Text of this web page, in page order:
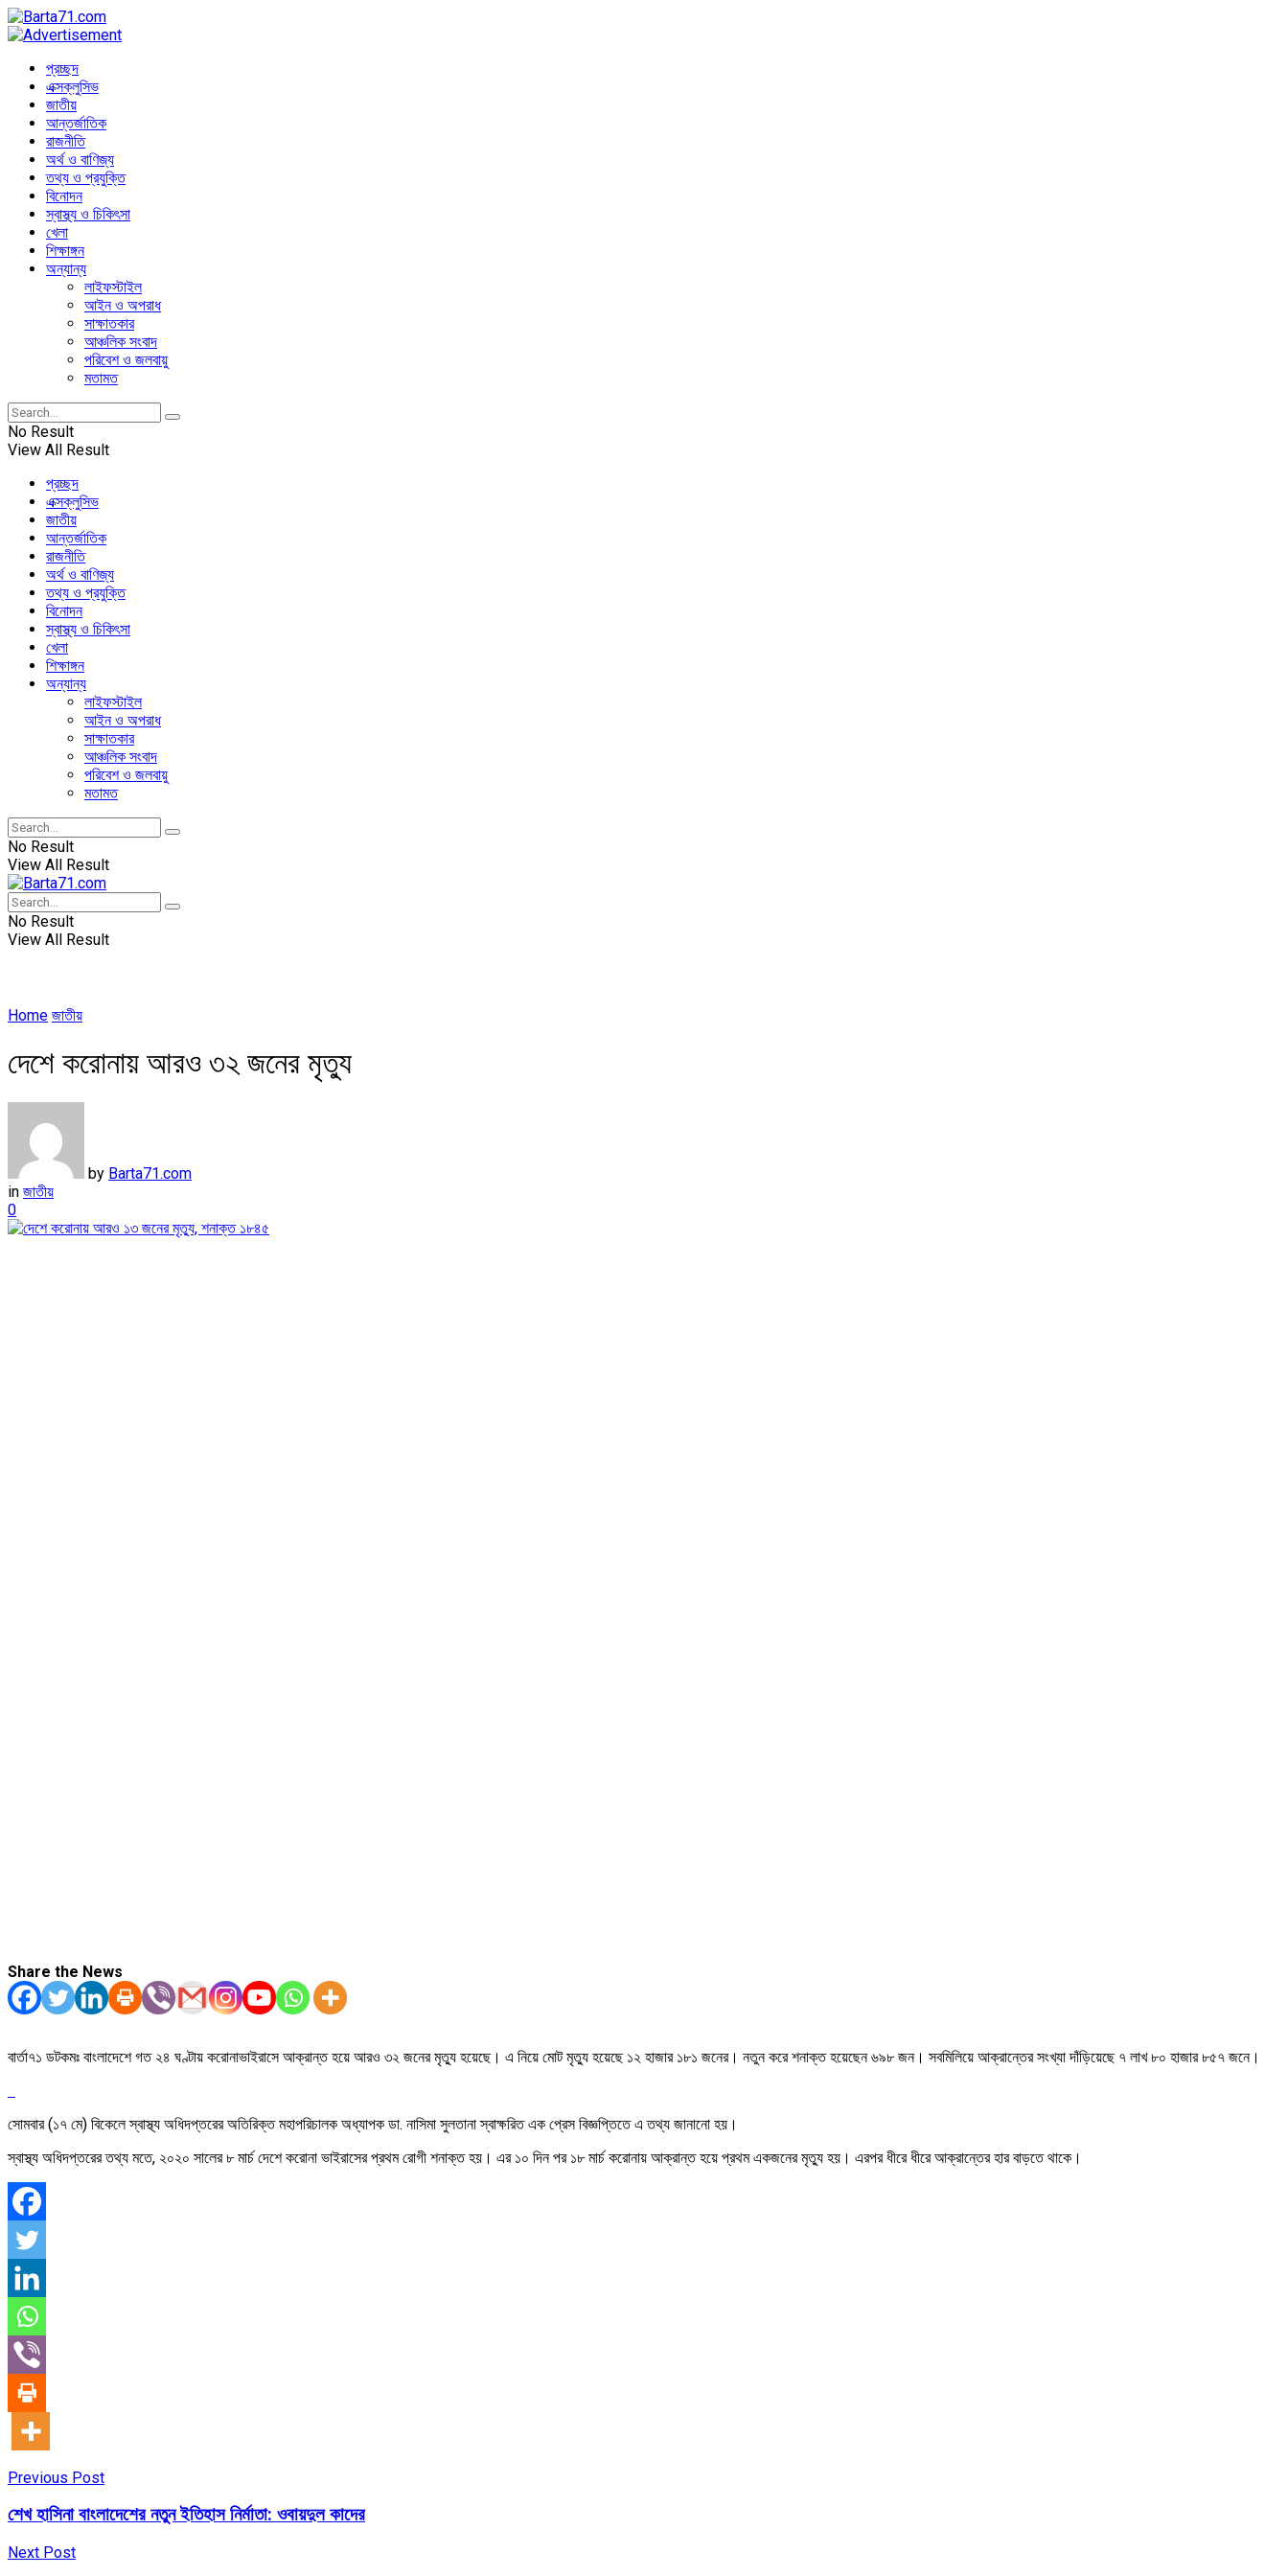
প্রচ্ছদ
এক্সক্লুসিভ
জাতীয়
আন্তর্জাতিক
রাজনীতি
অর্থ ও বাণিজ্য
তথ্য ও প্রযুক্তি
বিনোদন
স্বাস্থ্য ও চিকিৎসা
খেলা
শিক্ষাঙ্গন
অন্যান্য
লাইফস্টাইল
আইন ও অপরাধ
সাক্ষাতকার
আঞ্চলিক সংবাদ
পরিবেশ ও জলবায়ু
মতামত
No Result
View All Result
প্রচ্ছদ
এক্সক্লুসিভ
জাতীয়
আন্তর্জাতিক
রাজনীতি
অর্থ ও বাণিজ্য
তথ্য ও প্রযুক্তি
বিনোদন
স্বাস্থ্য ও চিকিৎসা
খেলা
শিক্ষাঙ্গন
অন্যান্য
লাইফস্টাইল
আইন ও অপরাধ
সাক্ষাতকার
আঞ্চলিক সংবাদ
পরিবেশ ও জলবায়ু
মতামত
No Result
View All Result
No Result
View All Result
Home জাতীয়
দেশে করোনায় আরও ৩২ জনের মৃত্যু
by Barta71.com
in জাতীয়
0
Share the News
বার্তা৭১ ডটকমঃ বাংলাদেশে গত ২৪ ঘণ্টায় করোনাভাইরাসে আক্রান্ত হয়ে আরও ৩২ জনের মৃত্যু হয়েছে। এ নিয়ে মোট মৃত্যু হয়েছে ১২ হাজার ১৮১ জনের। নতুন করে শনাক্ত হয়েছেন ৬৯৮ জন। সবমিলিয়ে আক্রান্তের সংখ্যা দাঁড়িয়েছে ৭ লাখ ৮০ হাজার ৮৫৭ জনে।
সোমবার (১৭ মে) বিকেলে স্বাস্থ্য অধিদপ্তরের অতিরিক্ত মহাপরিচালক অধ্যাপক ডা. নাসিমা সুলতানা স্বাক্ষরিত এক প্রেস বিজ্ঞপ্তিতে এ তথ্য জানানো হয়।
স্বাস্থ্য অধিদপ্তরের তথ্য মতে, ২০২০ সালের ৮ মার্চ দেশে করোনা ভাইরাসের প্রথম রোগী শনাক্ত হয়। এর ১০ দিন পর ১৮ মার্চ করোনায় আক্রান্ত হয়ে প্রথম একজনের মৃত্যু হয়। এরপর ধীরে ধীরে আক্রান্তের হার বাড়তে থাকে।
Previous Post
শেখ হাসিনা বাংলাদেশের নতুন ইতিহাস নির্মাতা: ওবায়দুল কাদের
Next Post